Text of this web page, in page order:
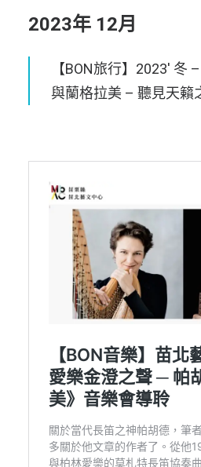
2023年 12月
【BON旅行】2023′ 冬
與蘭格拉美 – 聽見天籟